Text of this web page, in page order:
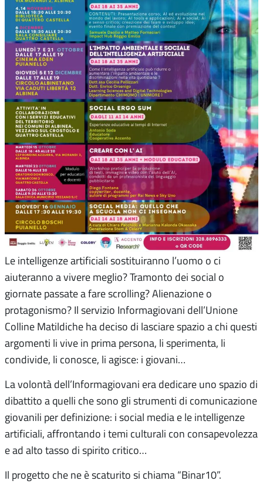
Le intelligenze artificiali sostituiranno l’uomo o ci
aiuteranno a vivere meglio? Tramonto dei social o
giornate passate a fare scrolling? Alienazione o
protagonismo? Il servizio Informagiovani dell’Unione
Colline Matildiche ha deciso di lasciare spazio a chi questi
argomenti li vive in prima persona, li sperimenta, li
condivide, li conosce, li agisce: i giovani…
La volontà dell’Informagiovani era dedicare uno spazio di
dibattito a quelli che sono gli strumenti di comunicazione
giovanili per definizione: i social media e le intelligenze
artificiali, affrontando i temi culturali con consapevolezza
e ad alto tasso di spirito critico…
Il progetto che ne è scaturito si chiama “Binar10”.